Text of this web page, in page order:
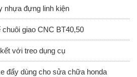
nhựa đựng linh kiện
giao CNC BT40,50
với treo dụng cụ
đẩy dùng cho sửa chữa honda